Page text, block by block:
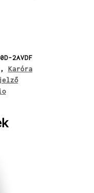
2AVDF
, Karóra